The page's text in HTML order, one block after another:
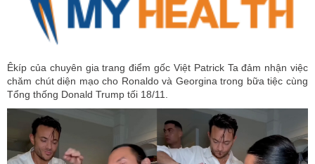
Êkíp của chuyên gia trang điểm gốc Việt Patrick Ta đảm nhận việc
chăm chút diện mạo cho Ronaldo và Georgina trong bữa tiệc cùng
Tổng thống Donald Trump tối 18/11.